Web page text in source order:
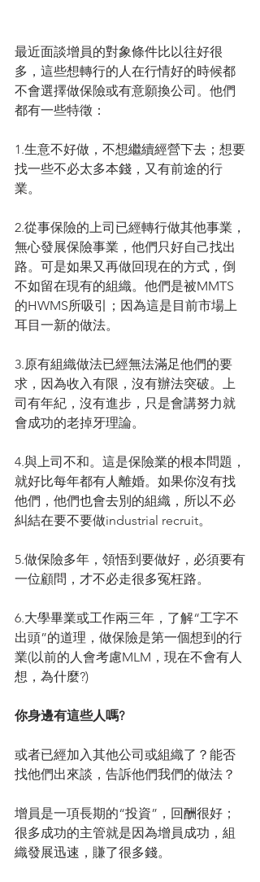
最近面談增員的對象條件比以往好很
多，這些想轉行的人在行情好的時候都
不會選擇做保險或有意願換公司。他們
都有一些特徵：
1.生意不好做，不想繼續經營下去；想要
找一些不必太多本錢，又有前途的行
業。
2.從事保險的上司已經轉行做其他事業，
無心發展保險事業，他們只好自己找出
路。可是如果又再做回現在的方式，倒
不如留在現有的組織。他們是被MMTS
的HWMS所吸引；因為這是目前市場上
耳目一新的做法。
3.原有組織做法已經無法滿足他們的要
求，因為收入有限，沒有辦法突破。上
司有年紀，沒有進步，只是會講努力就
會成功的老掉牙理論。
4.與上司不和。這是保險業的根本問題，
就好比每年都有人離婚。如果你沒有找
他們，他們也會去別的組織，所以不必
糾結在要不要做industrial recruit。
5.做保險多年，領悟到要做好，必須要有
一位顧問，才不必走很多冤枉路。
6.大學畢業或工作兩三年，了解“工字不
出頭”的道理，做保險是第一個想到的行
業(以前的人會考慮MLM，現在不會有人
想，為什麼?)
你身邊有這些人嗎?
或者已經加入其他公司或組織了？能否
找他們出來談，告訴他們我們的做法？
增員是一項長期的“投資”，回酬很好；
很多成功的主管就是因為增員成功，組
織發展迅速，賺了很多錢。